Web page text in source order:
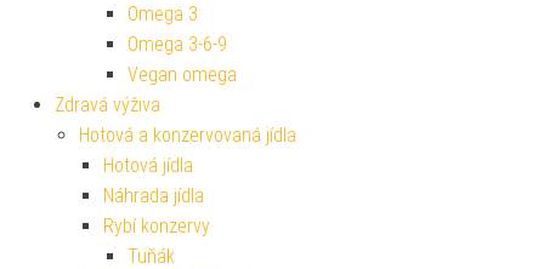
Omega 3
Omega 3-6-9
Vegan omega
Zdravá výživa
Hotová a konzervovaná jídla
Hotová jídla
Náhrada jídla
Rybí konzervy
Tuňák